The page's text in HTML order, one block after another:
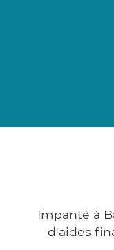
Impanté à
d'aides